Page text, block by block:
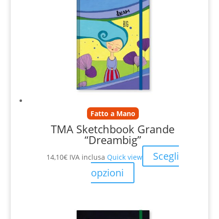
Fatto a Mano
TMA Sketchbook Grande
“Dreambig”
14,10€ IVA inclusa Quick view
Scegli
opzioni